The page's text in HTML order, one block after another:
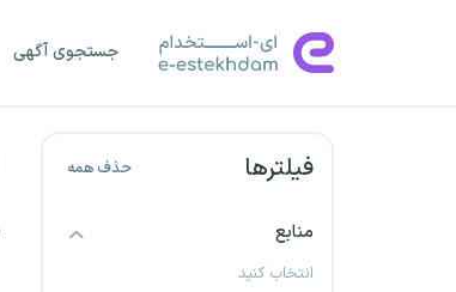
جستجوی آگهی
فیلترها حذف همه
منابع
انتخاب کنید
شهرداری زنجان
شرکت توزیع برق استان
شهرداری خراسان جنوبی